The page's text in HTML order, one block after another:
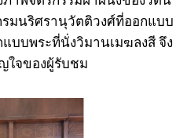
รมนริศรานุวัตติวงศ์ที่ออกแบบ
บบพระที่นั่งวิมานเมฆลงสี จึง
ใจของผู้รับชม